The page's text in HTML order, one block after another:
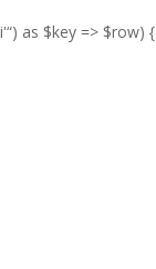
as $key => $row) {